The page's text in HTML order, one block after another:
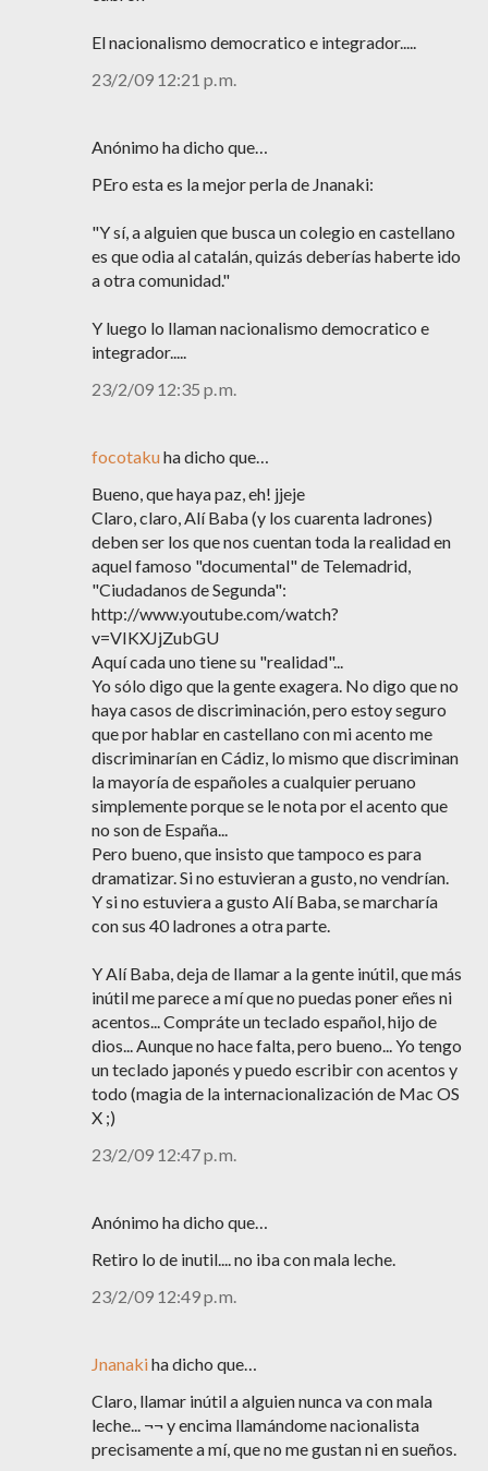
El nacionalismo democratico e integrador.....
23/2/09 12:21 p. m.
Anónimo ha dicho que…
PEro esta es la mejor perla de Jnanaki:
"Y sí, a alguien que busca un colegio en castellano
es que odia al catalán, quizás deberías haberte ido
a otra comunidad."
Y luego lo llaman nacionalismo democratico e
integrador.....
23/2/09 12:35 p. m.
focotakuha dicho que…
Bueno, que haya paz, eh! jjeje
Claro, claro, Alí Baba (y los cuarenta ladrones)
deben ser los que nos cuentan toda la realidad en
aquel famoso "documental" de Telemadrid,
"Ciudadanos de Segunda":
http://www.youtube.com/watch?
v=VIKXJjZubGU
Aquí cada uno tiene su "realidad"...
Yo sólo digo que la gente exagera. No digo que no
haya casos de discriminación, pero estoy seguro
que por hablar en castellano con mi acento me
discriminarían en Cádiz, lo mismo que discriminan
la mayoría de españoles a cualquier peruano
simplemente porque se le nota por el acento que
no son de España...
Pero bueno, que insisto que tampoco es para
dramatizar. Si no estuvieran a gusto, no vendrían.
Y si no estuviera a gusto Alí Baba, se marcharía
con sus 40 ladrones a otra parte.
Y Alí Baba, deja de llamar a la gente inútil, que más
inútil me parece a mí que no puedas poner eñes ni
acentos... Compráte un teclado español, hijo de
dios... Aunque no hace falta, pero bueno... Yo tengo
un teclado japonés y puedo escribir con acentos y
todo (magia de la internacionalización de Mac OS
X ;)
23/2/09 12:47 p. m.
Anónimo ha dicho que…
Retiro lo de inutil.... no iba con mala leche.
23/2/09 12:49 p. m.
Jnanakiha dicho que…
Claro, llamar inútil a alguien nunca va con mala
leche... ¬¬ y encima llamándome nacionalista
precisamente a mí, que no me gustan ni en sueños.